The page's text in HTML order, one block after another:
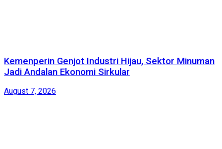
Kemenperin Genjot Industri Hijau, Sektor Minuman
Jadi Andalan Ekonomi Sirkular
August 7, 2026